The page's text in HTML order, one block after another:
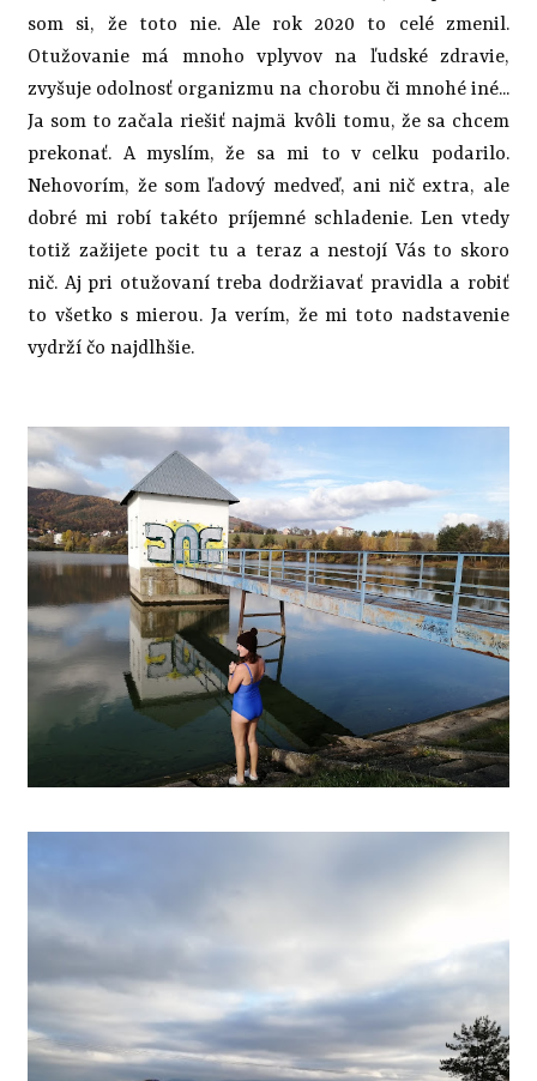
som si, že toto nie. Ale rok 2020 to celé zmenil.
Otužovanie má mnoho vplyvov na ľudské zdravie,
zvyšuje odolnosť organizmu na chorobu či mnohé iné...
Ja som to začala riešiť najmä kvôli tomu, že sa chcem
prekonať. A myslím, že sa mi to v celku podarilo.
Nehovorím, že som ľadový medveď, ani nič extra, ale
dobré mi robí takéto príjemné schladenie. Len vtedy
totiž zažijete pocit tu a teraz a nestojí Vás to skoro
nič. Aj pri otužovaní treba dodržiavať pravidla a robiť
to všetko s mierou. Ja verím, že mi toto nadstavenie
vydrží čo najdlhšie.